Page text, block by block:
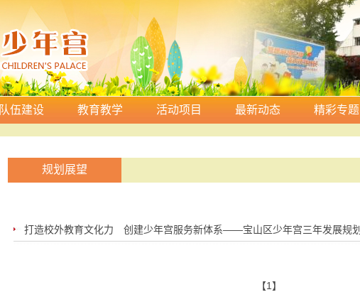
队伍建设 教育教学 活动项目 最新动态 精彩专题
规划展望
打造校外教育文化力 创建少年宫服务新体系——宝山区少年宫三年发展规划
【1】